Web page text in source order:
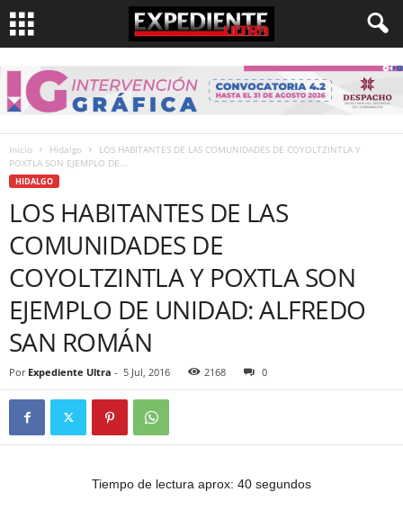
Inicio Hidalgo
LOS HABITANTES DE LAS COMUNIDADES DE COYOLTZINTLA Y
POXTLA SON EJEMPLO DE...
HIDALGO
LOS HABITANTES DE LAS
COMUNIDADES DE
COYOLTZINTLA Y POXTLA SON
EJEMPLO DE UNIDAD: ALFREDO
SAN ROMÁN
Por Expediente Ultra - 5 Jul, 2016 2168 0
Tiempo de lectura aprox: 40 segundos